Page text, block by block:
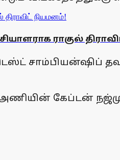
ராகுல்
சாம்பியன்ஷிப்
அணியின் கேப்டன்